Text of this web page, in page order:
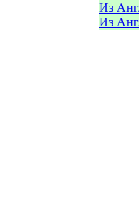
Из
Из